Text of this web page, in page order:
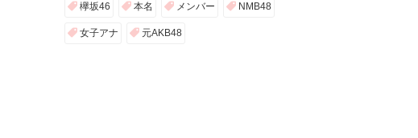
欅坂46 本名 メンバー NMB48
女子アナ 元AKB48